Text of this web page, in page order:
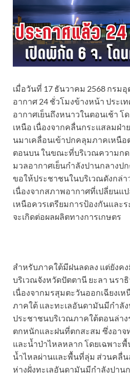
เมื่อวันที่ 17 ธันวาคม 2568 กรม
อากาศ 24 ชั่วโมงข้างหน้า ประเ
อากาศเย็นถึงหนาวในตอนเช้า โ
เหนือ เนื่องจากคลื่นกระแสลมฝ่า
นมาเคลื่อนเข้าปกคลุมภาคเหนือ
ตอนบน ในขณะที่บริเวณความก
มวลอากาศเย็นกำลังปานกลางป
ขอให้ประชาชนในบริเวณดังกล่
เนื่องจากสภาพอากาศที่เปลี่ยนแ
เหนือควรเตรียมการป้องกันและ
จะเกิดต่อผลผลิตทางการเกษตร
สำหรับภาคใต้มีฝนลดลง แต่ยังค
บริเวณจังหวัดปัตตานี ยะลา นรา
เนื่องจากมรสุมตะวันออกเฉียงเ
ภาคใต้ และทะเลอันดามันมีกำลั
ประชาชนบริเวณภาคใต้ตอนล่าง
ตกหนักและฝนที่ตกสะสม ซึ่งอา
และน้ำป่าไหลหลาก โดยเฉพาะพื้
น้ำไหลผ่านและพื้นที่ลุ่ม ส่วนคลื่น
ห่างฝั่งทะเลอันดามันมีกำลังปาน